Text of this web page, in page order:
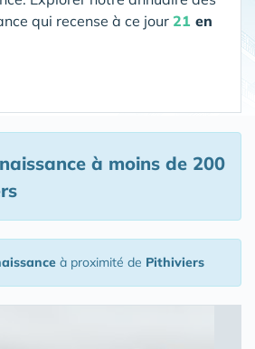
qui recense à ce jour 21 en
à moins de 200
à proximité de Pithiviers